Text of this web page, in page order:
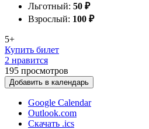
Льготный: 50 ₽
Взрослый: 100 ₽
5+
Купить билет
2 нравится
195 просмотров
Добавить в календарь
Google Calendar
Outlook.com
Скачать .ics